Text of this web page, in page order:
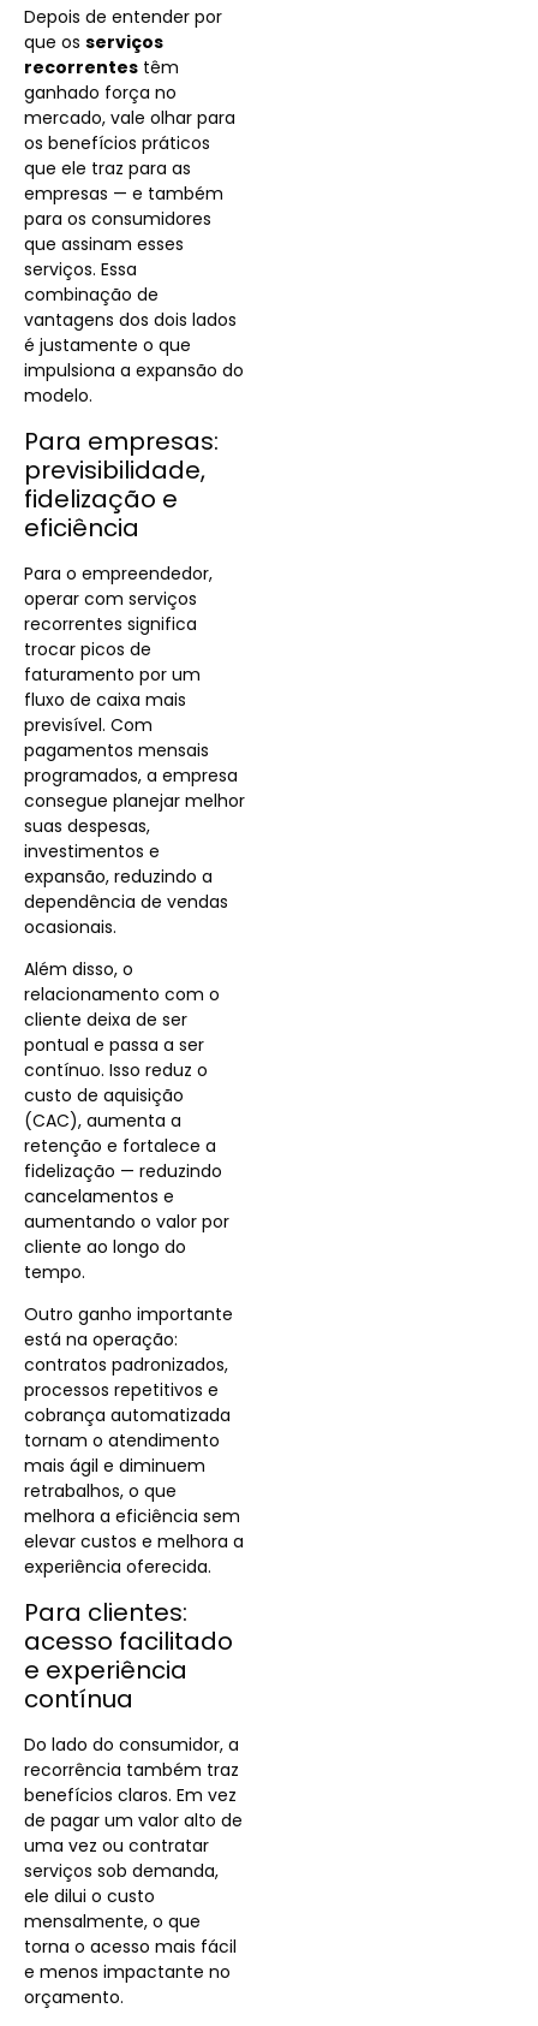
Depois de entender por
que os serviços
recorrentes têm
ganhado força no
mercado, vale olhar para
os benefícios práticos
que ele traz para as
empresas — e também
para os consumidores
que assinam esses
serviços. Essa
combinação de
vantagens dos dois lados
é justamente o que
impulsiona a expansão do
modelo.
Para empresas:
previsibilidade,
fidelização e
eficiência
Para o empreendedor,
operar com serviços
recorrentes significa
trocar picos de
faturamento por um
fluxo de caixa mais
previsível. Com
pagamentos mensais
programados, a empresa
consegue planejar melhor
suas despesas,
investimentos e
expansão, reduzindo a
dependência de vendas
ocasionais.
Além disso, o
relacionamento com o
cliente deixa de ser
pontual e passa a ser
contínuo. Isso reduz o
custo de aquisição
(CAC), aumenta a
retenção e fortalece a
fidelização — reduzindo
cancelamentos e
aumentando o valor por
cliente ao longo do
tempo.
Outro ganho importante
está na operação:
contratos padronizados,
processos repetitivos e
cobrança automatizada
tornam o atendimento
mais ágil e diminuem
retrabalhos, o que
melhora a eficiência sem
elevar custos e melhora a
experiência oferecida.
Para clientes:
acesso facilitado
e experiência
contínua
Do lado do consumidor, a
recorrência também traz
benefícios claros. Em vez
de pagar um valor alto de
uma vez ou contratar
serviços sob demanda,
ele dilui o custo
mensalmente, o que
torna o acesso mais fácil
e menos impactante no
orçamento.